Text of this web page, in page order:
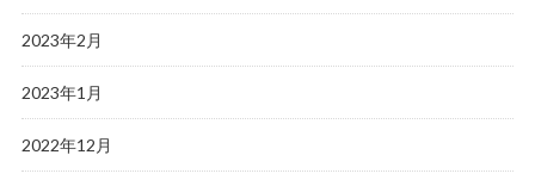
2023年2月
2023年1月
2022年12月